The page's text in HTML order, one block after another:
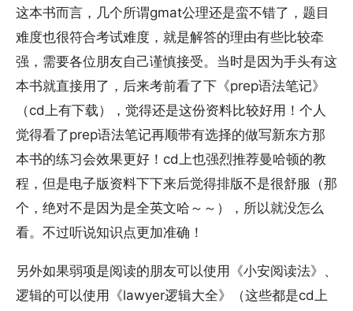
这本书而言，几个所谓gmat公理还是蛮不错了，题目
难度也很符合考试难度，就是解答的理由有些比较牵
强，需要各位朋友自己谨慎接受。当时是因为手头有这
本书就直接用了，后来考前看了下《prep语法笔记》
（cd上有下载），觉得还是这份资料比较好用！个人
觉得看了prep语法笔记再顺带有选择的做写新东方那
本书的练习会效果更好！cd上也强烈推荐曼哈顿的教
程，但是电子版资料下下来后觉得排版不是很舒服（那
个，绝对不是因为是全英文哈～～），所以就没怎么
看。不过听说知识点更加准确！
另外如果弱项是阅读的朋友可以使用《小安阅读法》、
逻辑的可以使用《lawyer逻辑大全》（这些都是cd上